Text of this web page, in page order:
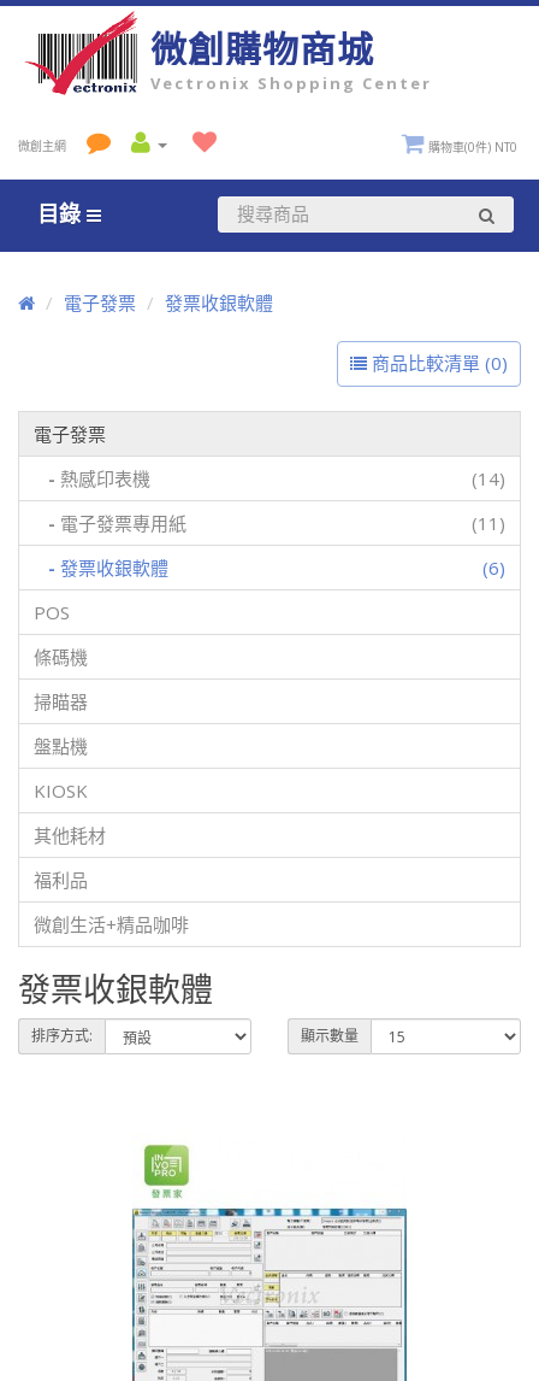
微創購物商城
Vectronix Shopping Center
微創主網 購物車(0件) NT0
目錄
電子發票 發票收銀軟體
商品比較清單 (0)
電子發票
- 熱感印表機
(14)
- 電子發票專用紙
(11)
- 發票收銀軟體
(6)
POS
條碼機
掃瞄器
盤點機
KIOSK
其他耗材
福利品
微創生活+精品咖啡
發票收銀軟體
排序方式: 顯示數量